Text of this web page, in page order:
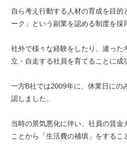
自ら考え行動する人材の育成を目的
ーク」という副業を認める制度を採
社外で様々な経験をしたり、違った
立・自走する社員を育てることに成
一方B社では2009年に、休業日にの
認しました。
当時の景気悪化に伴い、社員の賃金
ことから「生活費の補填」をするこ